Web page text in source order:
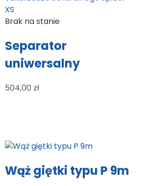
Brak na stanie
Separator
uniwersalny
504,00 zł
Wąż giętki typu P 9m